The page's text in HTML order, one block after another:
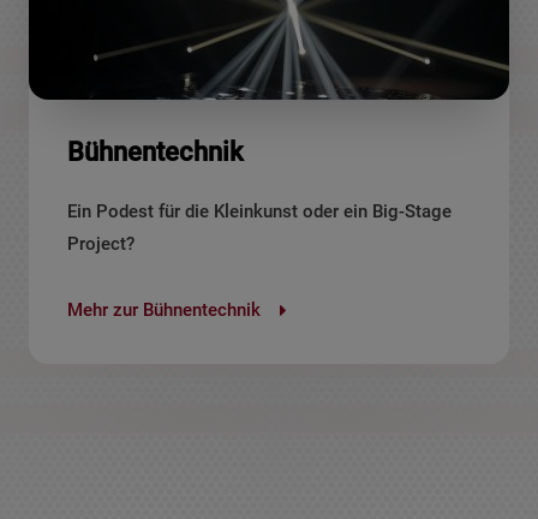
Bühnentechnik
Ein Podest für die Kleinkunst oder ein Big-Stage
Project?
Mehr zur Bühnentechnik